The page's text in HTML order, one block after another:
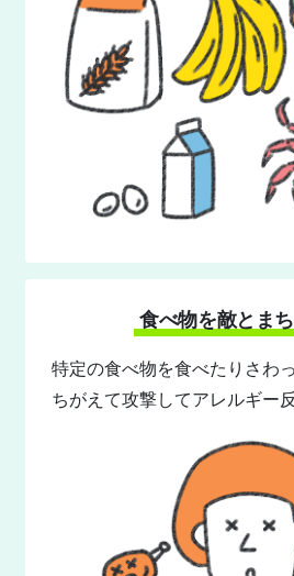
食べ物を敵とま
特定の食べ物を食べたりさわ
ちがえて攻撃してアレルギー